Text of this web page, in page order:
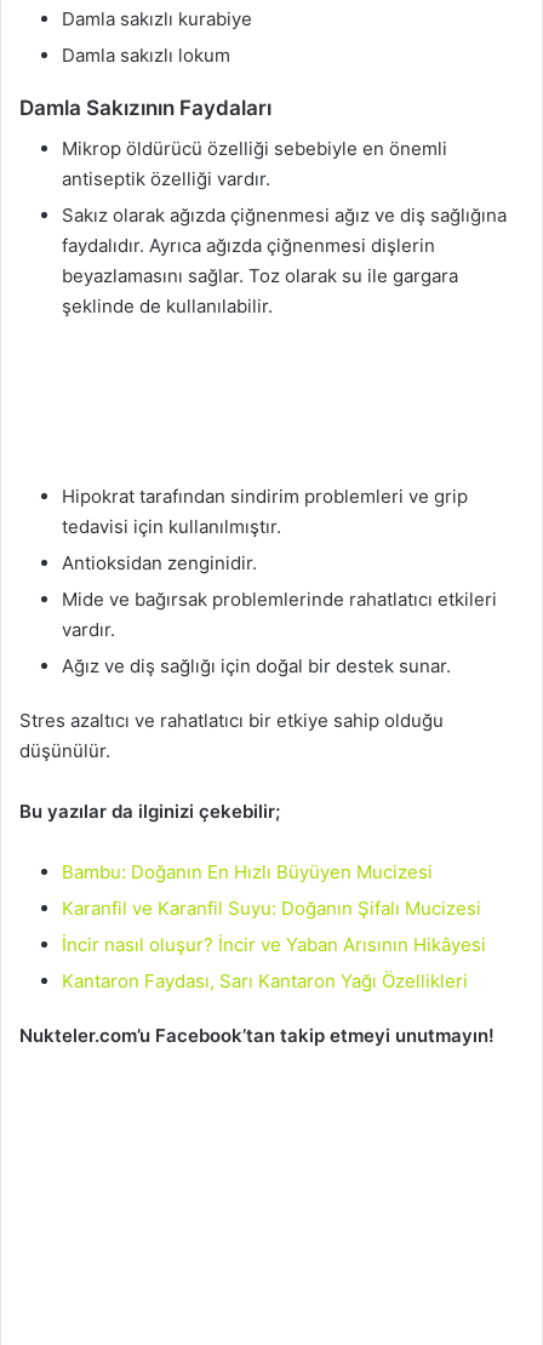
Damla sakızlı kurabiye
Damla sakızlı lokum
Damla Sakızının Faydaları
Mikrop öldürücü özelliği sebebiyle en önemli
antiseptik özelliği vardır.
Sakız olarak ağızda çiğnenmesi ağız ve diş sağlığına
faydalıdır. Ayrıca ağızda çiğnenmesi dişlerin
beyazlamasını sağlar. Toz olarak su ile gargara
şeklinde de kullanılabilir.
Hipokrat tarafından sindirim problemleri ve grip
tedavisi için kullanılmıştır.
Antioksidan zenginidir.
Mide ve bağırsak problemlerinde rahatlatıcı etkileri
vardır.
Ağız ve diş sağlığı için doğal bir destek sunar.
Stres azaltıcı ve rahatlatıcı bir etkiye sahip olduğu
düşünülür.
Bu yazılar da ilginizi çekebilir;
Bambu: Doğanın En Hızlı Büyüyen Mucizesi
Karanfil ve Karanfil Suyu: Doğanın Şifalı Mucizesi
İncir nasıl oluşur? İncir ve Yaban Arısının Hikâyesi
Kantaron Faydası, Sarı Kantaron Yağı Özellikleri
Nukteler.com’u Facebook’tan takip etmeyi unutmayın!